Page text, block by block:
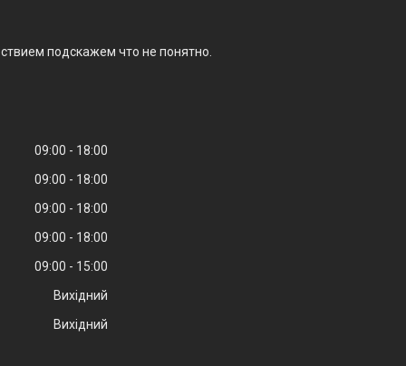
подскажем что не понятно.
09:00
18:00
09:00
18:00
09:00
18:00
09:00
18:00
09:00
15:00
Вихідний
Вихідний